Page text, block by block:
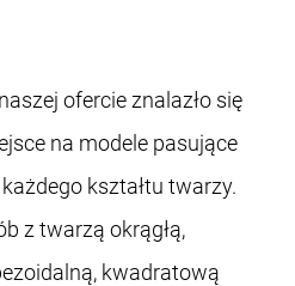
ofercie znalazło się
na modele pasujące
kształtu twarzy.
z twarzą okrągłą,
kwadratową